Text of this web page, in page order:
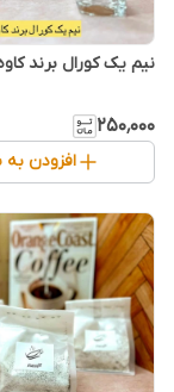
نیم یک کورال برند
۲۵۰٬۰۰۰
افزودن